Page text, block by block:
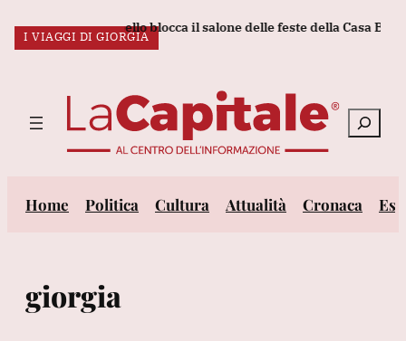
ULTIM’ORA:
corte d'appello blocca il salone delle feste della Casa Bianca
Cerca
Home Politica Cultura Attualità Cronaca
giorgia
IL VOTO
I VIAGGI DI GIORGIA